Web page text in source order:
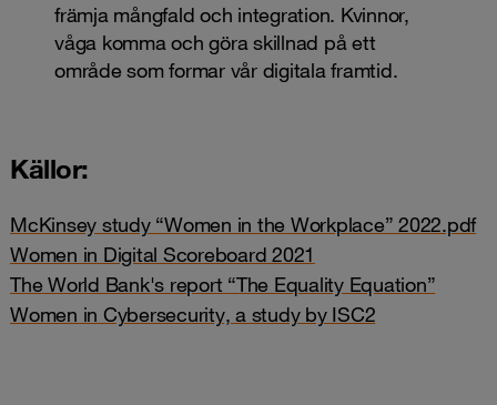
främja mångfald och integration. Kvinnor,
våga komma och göra skillnad på ett
område som formar vår digitala framtid.
Källor:
McKinsey study “Women in the Workplace” 2022.pdf
Women in Digital Scoreboard 2021
The World Bank's report “The Equality Equation”
Women in Cybersecurity, a study by ISC2